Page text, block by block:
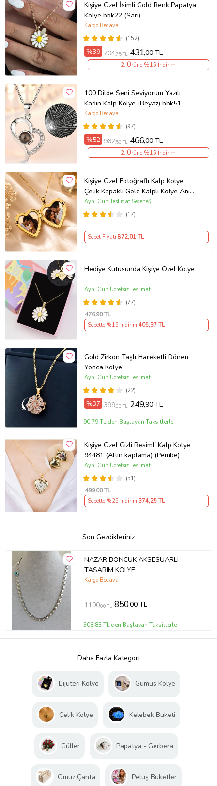
Kişiye Özel İsimli Gold Renk Papatya
Kolye bbk22 (Sarı)
(152)
Kargo Bedava
%39 704,75 TL 431,00 TL
2. Ürüne %15 İndirim
100 Dilde Seni Seviyorum Yazılı
Kadın Kalp Kolye (Beyaz) bbk51
(97)
Kargo Bedava
%52 962,50 TL 466,00 TL
2. Ürüne %15 İndirim
Kişiye Özel Fotoğraflı Kalp Kolye
Çelik Kapaklı Gold Kalpli Kolye Anı
Kolyesi Kalp Kolye Resimli Kolye –
Açılır Kapaklı Romantik Gold
(17)
Aynı Gün Teslimat Seçeneği
Sepet Fiyatı 872,01 TL
Hediye Kutusunda Kişiye Özel Kolye
(77)
Aynı Gün Ücretsiz Teslimat
476,90 TL
Sepette %15 İndirim 405,37 TL
Gold Zirkon Taşlı Hareketli Dönen
Yonca Kolye
(22)
Aynı Gün Ücretsiz Teslimat
%37 399,00 TL 249,90 TL
90,79 TL'den Başlayan Taksitlerle
Kişiye Özel Gizli Resimli Kalp Kolye
94481 (Altın kaplama) (Pembe)
(51)
Aynı Gün Ücretsiz Teslimat
499,00 TL
Sepette %25 İndirim 374,25 TL
Son Gezdikleriniz
NAZAR BONCUK AKSESUARLI
TASARIM KOLYE
Kargo Bedava
1100,00 TL 850,00 TL
308,83 TL'den Başlayan Taksitlerle
Daha Fazla Kategori
Bijuteri Kolye Gümüş Kolye
Çelik Kolye Kelebek Buketi
Güller Papatya - Gerbera
Omuz Çanta Peluş Buketler